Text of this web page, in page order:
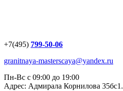
+7(495) 799-50-06
granitnaya-masterscaya@yandex.ru
Пн-Вс с 09:00 до 19:00
Адрес: Адмирала Корнилова 35бс1.